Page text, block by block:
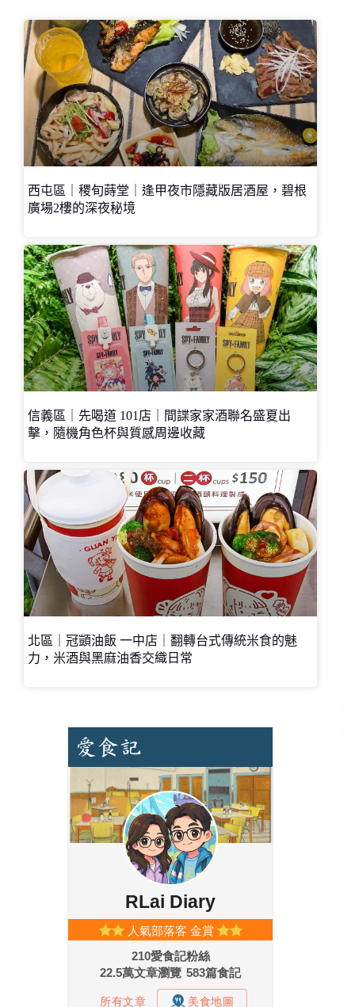
西屯區｜稷旬蒔堂｜逢甲夜市隱藏版居酒屋，碧根
廣場2樓的深夜秘境
信義區｜先喝道 101店｜間諜家家酒聯名盛夏出
擊，隨機角色杯與質感周邊收藏
北區｜冠顗油飯 一中店｜翻轉台式傳統米食的魅
力，米酒與黑麻油香交織日常